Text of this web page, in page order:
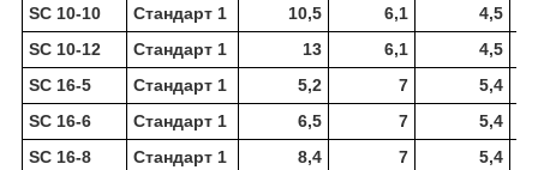
SC 10-10
Стандарт 1 10,5 6,1
4,5
SC 10-12
Стандарт 1 13 6,1
4,5
SC 16-5
Стандарт 1 5,2 7
5,4
SC 16-6
Стандарт 1 6,5 7
5,4
SC 16-8
Стандарт 1 8,4 7
5,4